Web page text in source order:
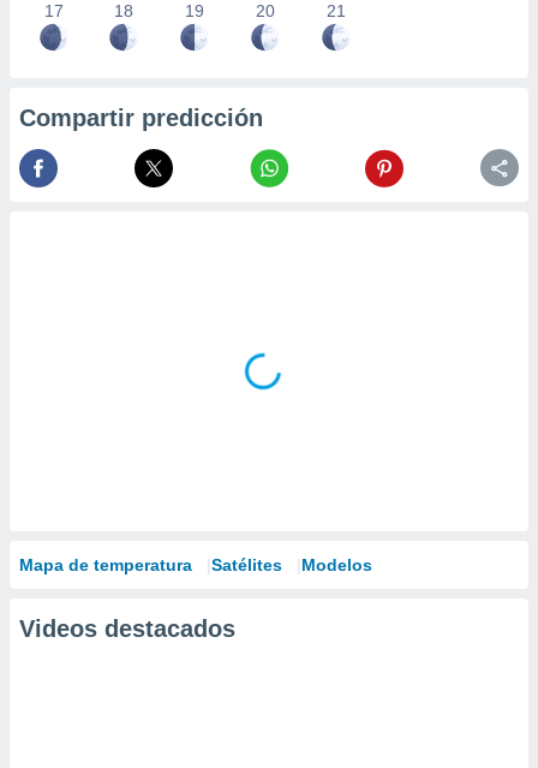
17 18 19 20 21
Compartir predicción
Mapa de temperatura Satélites Modelos
Videos destacados